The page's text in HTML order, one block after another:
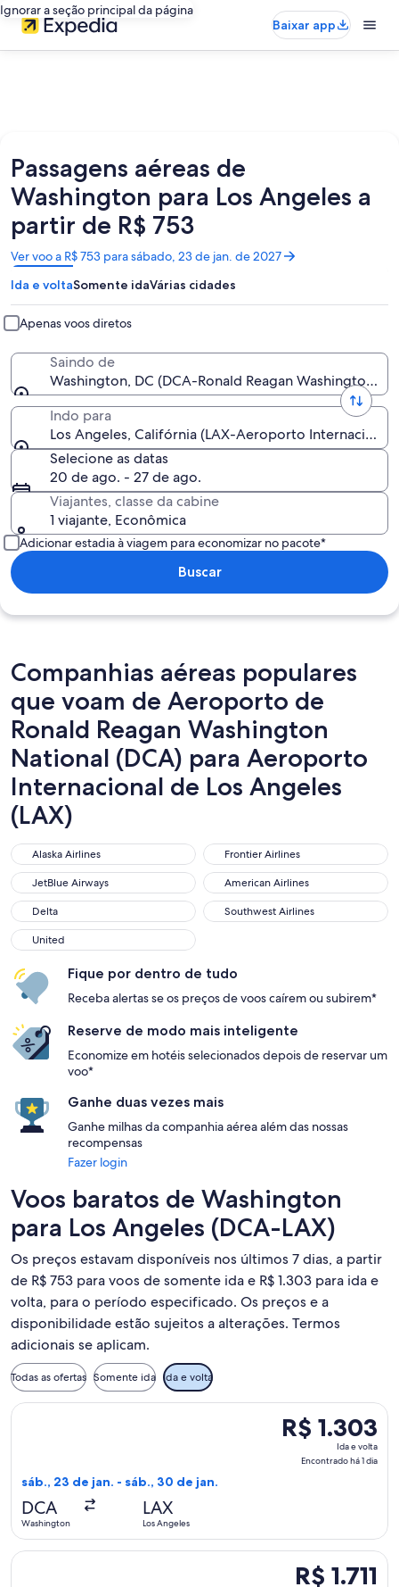
Ignorar a seção principal da página
Baixar app
Passagens aéreas de
Washington para Los Angeles a
partir de R$ 753
Ver voo a R$ 753 para sábado, 23 de jan. de 2027
Abre
em
uma
nova
janela
Ida e voltaSomente idaVárias cidades
Apenas voos diretos
Saindo de
Washington, DC (DCA-Ronald Reagan Washington
Indo para
Los Angeles, Califórnia (LAX-Aeroporto Internacional
Selecione as datas
20 de ago. - 27 de ago.
Viajantes, classe da cabine
1 viajante, Econômica
Adicionar estadia à viagem para economizar no pacote*
Buscar
Companhias aéreas populares
que voam de Aeroporto de
Ronald Reagan Washington
National (DCA) para Aeroporto
Internacional de Los Angeles
(LAX)
Alaska Airlines
Alaska Airlines Frontier Airlines
Frontier Airlines
JetBlue Airways
JetBlue Airways American Airlines
American Airlines
Delta
Delta Southwest Airlines
Southwest Airlines
United
United
Fique por dentro de tudo
Receba alertas se os preços de voos caírem ou subirem*
Reserve de modo mais inteligente
Economize em hotéis selecionados depois de reservar um
voo*
Ganhe duas vezes mais
Ganhe milhas da companhia aérea além das nossas
recompensas
Fazer login
Voos baratos de Washington
para Los Angeles (DCA-LAX)
Os preços estavam disponíveis nos últimos 7 dias, a partir
de R$ 753 para voos de somente ida e R$ 1.303 para ida e
volta, para o período especificado. Os preços e a
disponibilidade estão sujeitos a alterações. Termos
adicionais se aplicam.
Todas as ofertas Somente ida Ida e volta
R$ 1.303
Ida
dia
R$ 1.303
Ida e volta
Encontrado há 1 dia
sáb., 23 de jan. - sáb., 30 de jan.
DCA
Washington
LAX
Los Angeles
Selecionar o voo da Delta, que sai em sáb., 23 de jan. de
R$ 1.711
R$ 1.711
Selecionar o voo da Delta, que sai em sáb., 26 de set. de